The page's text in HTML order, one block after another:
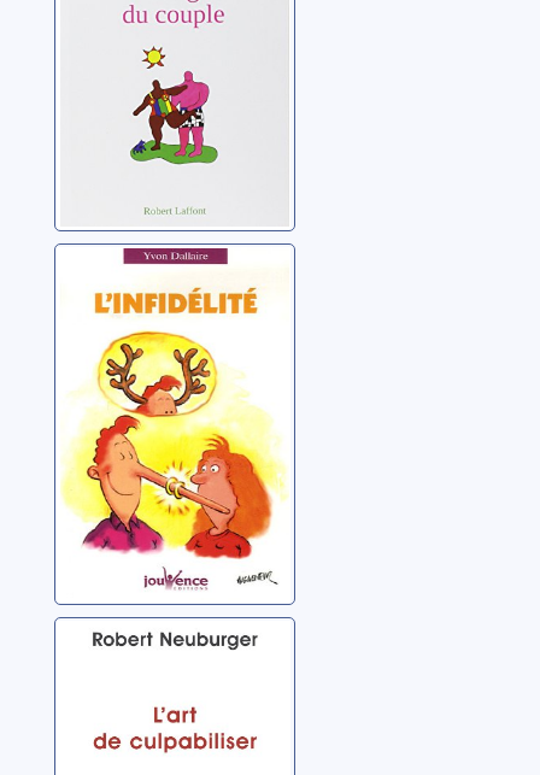
L'infidélité
Dallaire, Yvon
L'art de
Neuburger, Robert